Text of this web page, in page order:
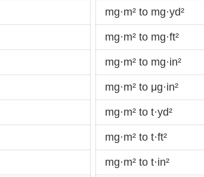
mg·m² to mg·yd²
mg·m² to mg·ft²
mg·m² to mg·in²
mg·m² to μg·in²
mg·m² to t·yd²
mg·m² to t·ft²
mg·m² to t·in²